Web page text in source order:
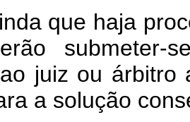
que haja
juiz ou árbitro
a solução